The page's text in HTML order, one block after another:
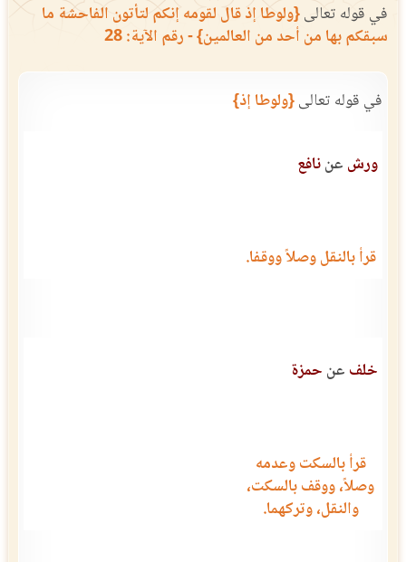
في قوله تعالى{ولوطا إذ قال لقومه إنكم لتأتون الفاحشة ما
سبقكم بها من أحد من العالمين} - رقم الآية: 28
في قوله تعالى{ولوطا إذ}
ورش عننافع
قرأ بالنقل وصلاً ووقفا.
خلف عن حمزة
قرأ بالسكت وعدمه
وصلاً، ووقف بالسكت،
والنقل، وتركهما.